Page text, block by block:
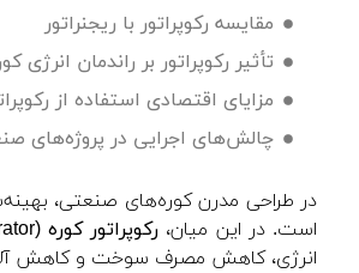
مقایسه رکوپراتور با ریجنراتور
تأثیر رکوپراتور بر راندمان انرژی
مزایای اقتصادی استفاده از
چالش‌های اجرایی در پروژه‌های
در طراحی مدرن کوره‌های صنعتی،
است. در این میان، رکوپراتور کوره (Recuperator)
انرژی، کاهش مصرف سوخت و کاهش